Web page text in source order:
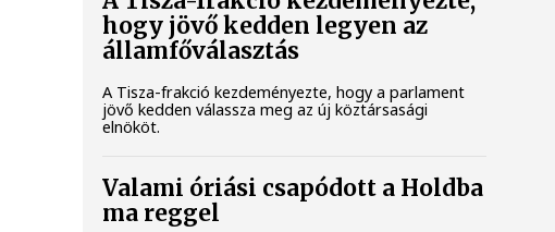
hogy jövő kedden legyen az
államfőválasztás
A Tisza-frakció kezdeményezte, hogy a parlament
jövő kedden válassza meg az új köztársasági
elnököt.
Valami óriási csapódott a Holdba
ma reggel